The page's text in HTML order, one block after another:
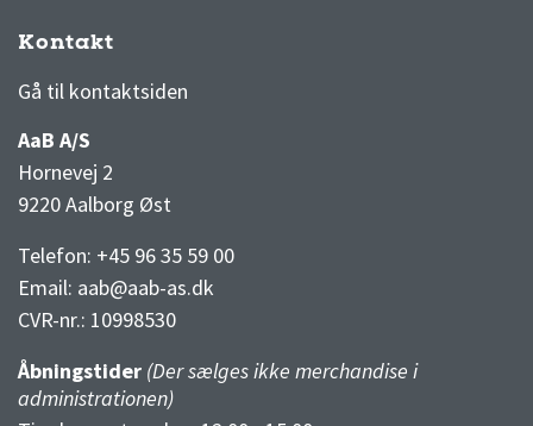
Kontakt
Gå til kontaktsiden
AaB A/S
Hornevej 2
9220 Aalborg Øst
Telefon: +45 96 35 59 00
Email: aab@aab-as.dk
CVR-nr.: 10998530
Åbningstider (Der sælges ikke merchandise i
administrationen)